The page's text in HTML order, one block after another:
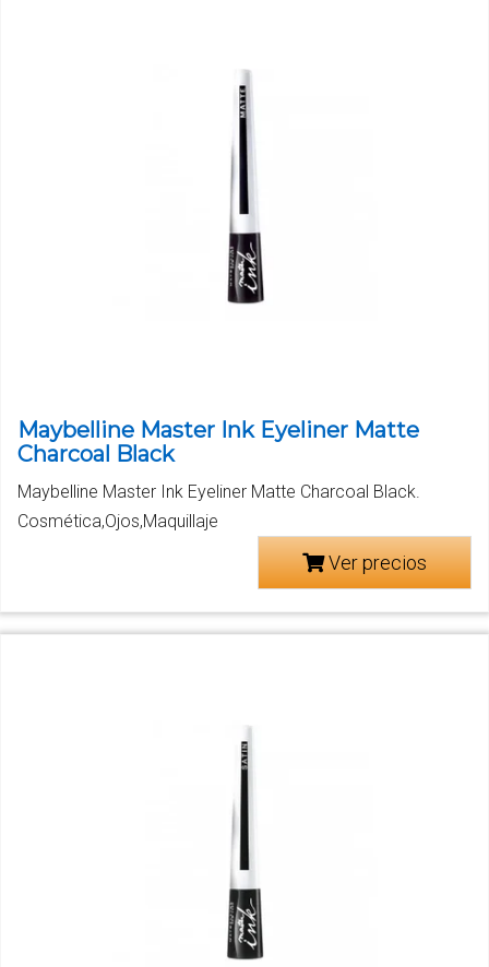
Maybelline Master Ink Eyeliner Matte
Charcoal Black
Maybelline Master Ink Eyeliner Matte Charcoal Black.
Cosmética,Ojos,Maquillaje
Ver precios